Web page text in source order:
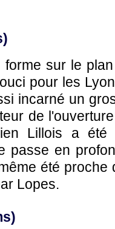
sur le
pour les
incarné un
de
Lillois a
passe en
été proche
Lopes.